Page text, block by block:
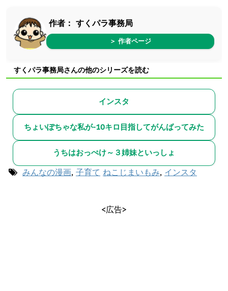
作者： すくパラ事務局
＞ 作者ページ
すくパラ事務局さんの他のシリーズを読む
インスタ
ちょいぽちゃな私が-10キロ目指してがんばってみた
うちはおっぺけ～３姉妹といっしょ
みんなの漫画, 子育て ねこじまいもみ, インスタ
<広告>